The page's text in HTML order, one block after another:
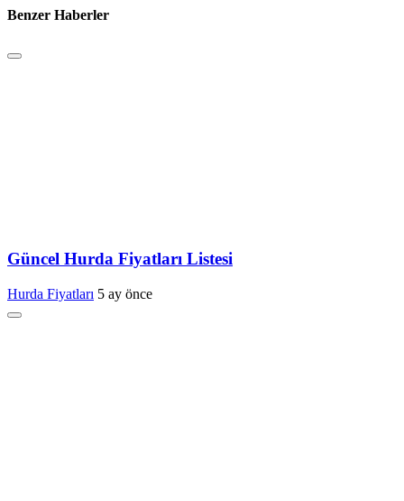
Benzer Haberler
Güncel Hurda Fiyatları Listesi
Hurda Fiyatları 5 ay önce